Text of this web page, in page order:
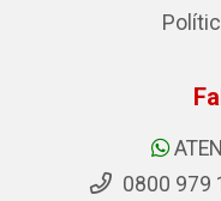
0800 979